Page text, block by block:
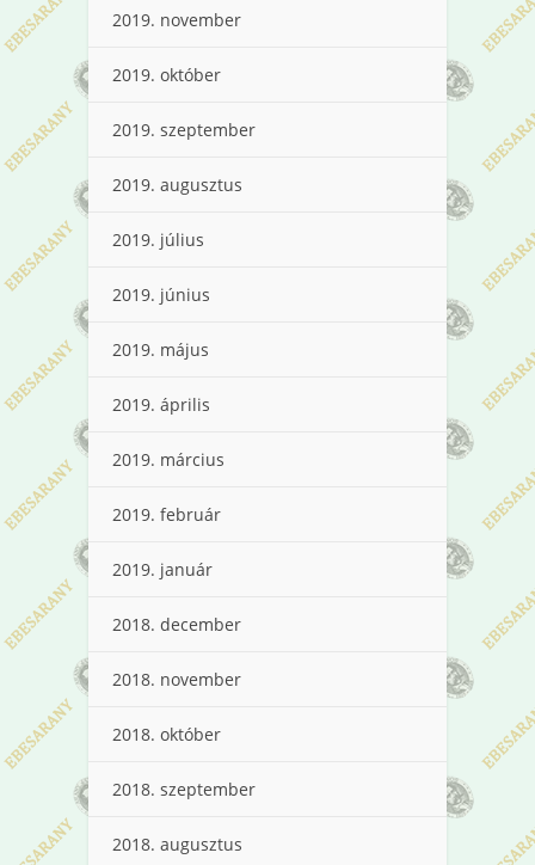
2019. november
2019. október
2019. szeptember
2019. augusztus
2019. július
2019. június
2019. május
2019. április
2019. március
2019. február
2019. január
2018. december
2018. november
2018. október
2018. szeptember
2018. augusztus